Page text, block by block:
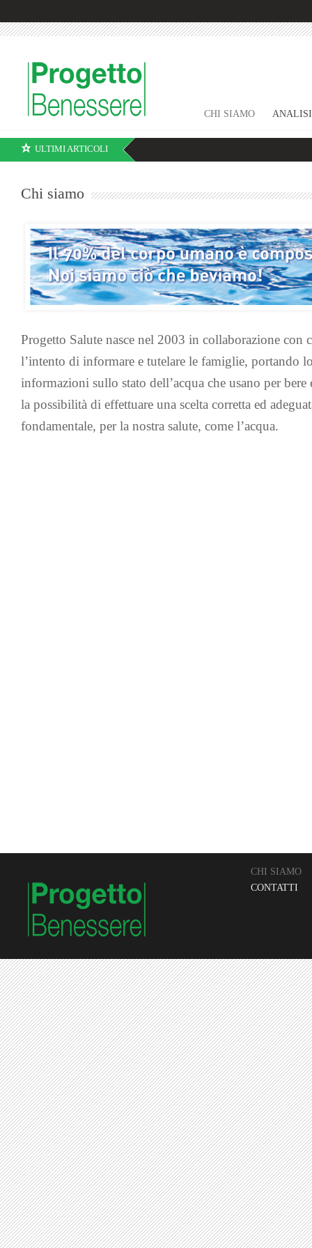
CHI SIAMO ANALISI
ULTIMI ARTICOLI
Chi siamo
Progetto Salute nasce nel 2003 in collaborazione con
l’intento di informare e tutelare le famiglie, portando
informazioni sullo stato dell’acqua che usano per
la possibilità di effettuare una scelta corretta ed
fondamentale, per la nostra salute, come l’acqua.
CHI SIAMO
CONTATTI